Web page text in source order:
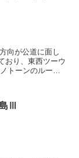
おり、東西ツーウ
Ⅲ